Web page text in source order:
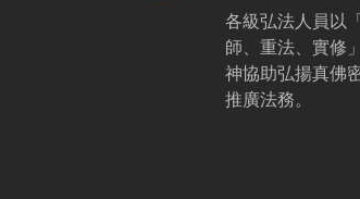
各級弘法人員以
師、重法、實修
神協助弘揚真佛
推廣法務。